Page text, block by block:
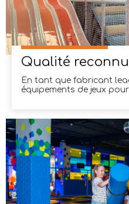
En tant que fabricant
équipements de jeux
Notre engagement
récemment été reconnu
avons achevé avec